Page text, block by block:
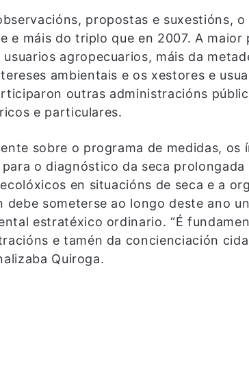
propostas e suxestións, o
e máis do triplo que en 2007. A maior
agropecuarios, máis da
ambientais e os xestores e
outras administracións
e particulares.
sobre o programa de medidas, os
o diagnóstico da seca prolongada
en situacións de seca e a
someterse ao longo deste ano un
estratéxico ordinario. “É
e tamén da concienciación
Quiroga.